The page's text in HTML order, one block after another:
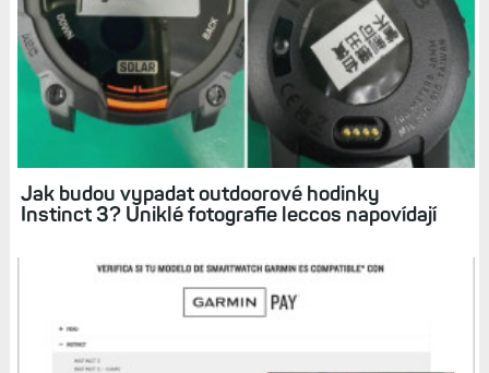
Instinct 3: Čím náš potěší třetí generace
odolných hodinek? Na seznamu novinek toho